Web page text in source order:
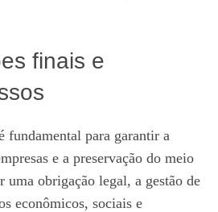
finais e
fundamental para garantir a
e a preservação do meio
uma obrigação legal, a gestão de
econômicos, sociais e